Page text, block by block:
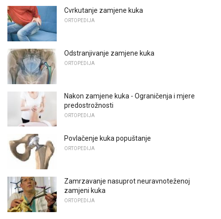
Cvrkutanje zamjene kuka
ORTOPEDIJA
Odstranjivanje zamjene kuka
ORTOPEDIJA
Nakon zamjene kuka - Ograničenja i mjere
predostrožnosti
ORTOPEDIJA
Povlačenje kuka popuštanje
ORTOPEDIJA
Zamrzavanje nasuprot neuravnoteženoj
zamjeni kuka
ORTOPEDIJA